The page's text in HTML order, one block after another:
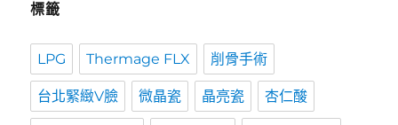
標籤
LPG Thermage FLX 削骨手術
台北緊緻V臉 微晶瓷 晶亮瓷 杏仁酸